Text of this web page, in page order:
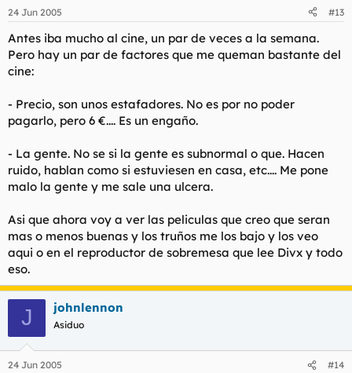
24 Jun 2005 #13
Antes iba mucho al cine, un par de veces a la semana.
Pero hay un par de factores que me queman bastante del
cine:
- Precio, son unos estafadores. No es por no poder
pagarlo, pero 6 €.... Es un engaño.
- La gente. No se si la gente es subnormal o que. Hacen
ruido, hablan como si estuviesen en casa, etc.... Me pone
malo la gente y me sale una ulcera.
Asi que ahora voy a ver las peliculas que creo que seran
mas o menos buenas y los truños me los bajo y los veo
aqui o en el reproductor de sobremesa que lee Divx y todo
eso.
J johnlennon
Asiduo
24 Jun 2005 #14